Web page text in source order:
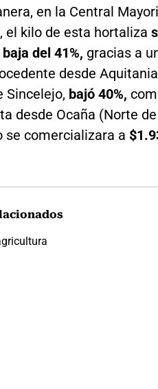
en la Central
el kilo de esta hortaliza
del 41%, gracias a
desde
Sincelejo, bajó 40%,
desde Ocaña (Norte
se comercializara a